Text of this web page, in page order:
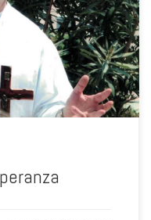
più infami e
più adatto per
eppure anche così